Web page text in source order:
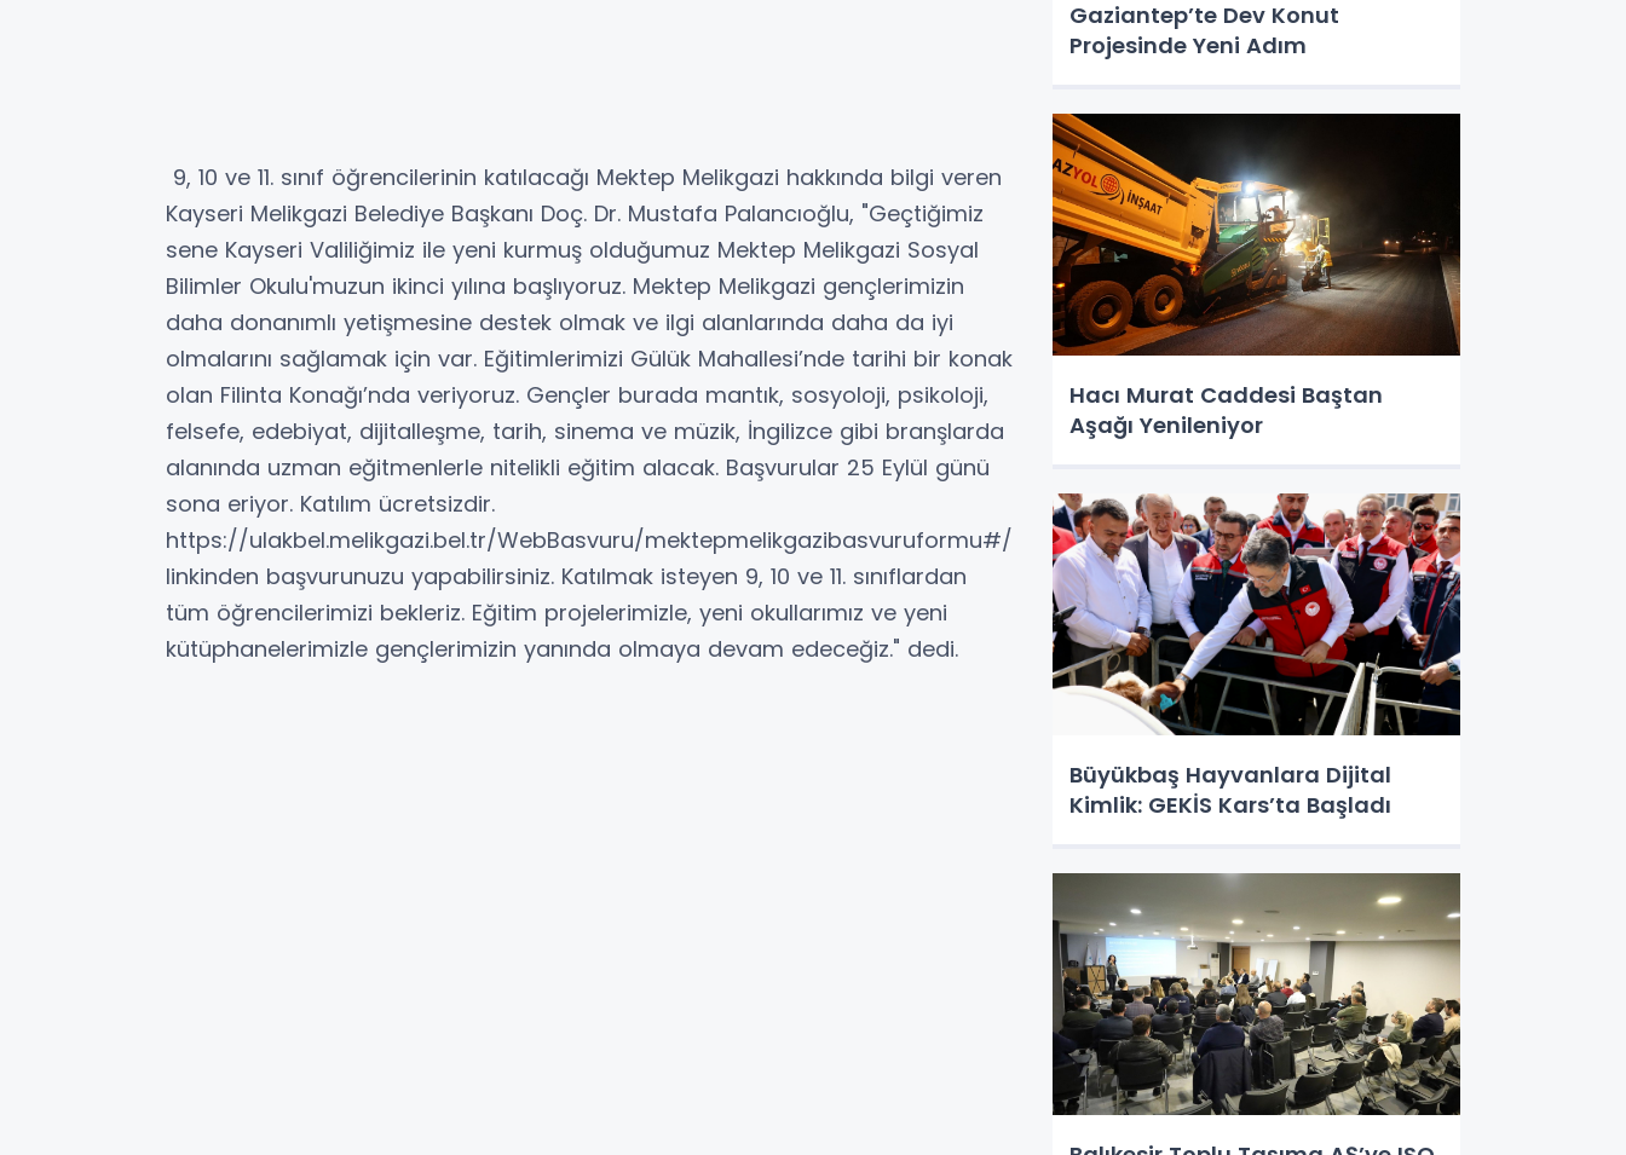
9, 10 ve 11. sınıf öğrencilerinin katılacağı Mektep Melikgazi hakkında bilgi veren
Kayseri Melikgazi Belediye Başkanı Doç. Dr. Mustafa Palancıoğlu, "Geçtiğimiz
sene Kayseri Valiliğimiz ile yeni kurmuş olduğumuz Mektep Melikgazi Sosyal
Bilimler Okulu'muzun ikinci yılına başlıyoruz. Mektep Melikgazi gençlerimizin
daha donanımlı yetişmesine destek olmak ve ilgi alanlarında daha da iyi
olmalarını sağlamak için var. Eğitimlerimizi Gülük Mahallesi’nde tarihi bir konak
olan Filinta Konağı’nda veriyoruz. Gençler burada mantık, sosyoloji, psikoloji,
felsefe, edebiyat, dijitalleşme, tarih, sinema ve müzik, İngilizce gibi branşlarda
alanında uzman eğitmenlerle nitelikli eğitim alacak. Başvurular 25 Eylül günü
sona eriyor. Katılım ücretsizdir.
https://ulakbel.melikgazi.bel.tr/WebBasvuru/mektepmelikgazibasvuruformu#/
linkinden başvurunuzu yapabilirsiniz. Katılmak isteyen 9, 10 ve 11. sınıflardan
tüm öğrencilerimizi bekleriz. Eğitim projelerimizle, yeni okullarımız ve yeni
kütüphanelerimizle gençlerimizin yanında olmaya devam edeceğiz." dedi.
Gaziantep’te Dev Konut
Projesinde Yeni Adım
Hacı Murat Caddesi Baştan
Aşağı Yenileniyor
Büyükbaş Hayvanlara Dijital
Kimlik: GEKİS Kars’ta Başladı